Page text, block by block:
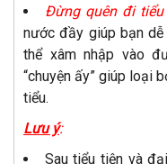
Đừng quên đi
nước đầy giúp bạn dễ
thể xâm nhập vào
“chuyện ấy” giúp loại
tiểu.
Lưu ý:
Sau tiểu tiện và